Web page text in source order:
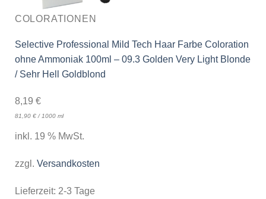
COLORATIONEN
Selective Professional Mild Tech Haar Farbe Coloration
ohne Ammoniak 100ml – 09.3 Golden Very Light Blonde
/ Sehr Hell Goldblond
8,19 €
81,90 €/1000 ml
inkl. 19 % MwSt.
zzgl. Versandkosten
Lieferzeit: 2-3 Tage